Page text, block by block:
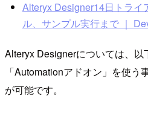
Alteryx Designer14日トライ
ル、サンプル実行まで ｜
Alteryx Designerについては、以
「Automationアドオン」を使
が可能です。